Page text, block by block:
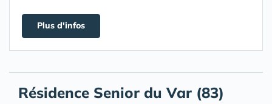
Plus d'infos
Résidence Senior du Var (83)